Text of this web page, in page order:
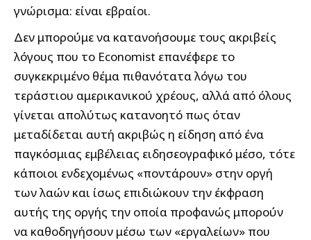
γνώρισμα: είναι εβραίοι.
Δεν μπορούμε να κατανοήσουμε τους ακριβείς
λόγους που το Economist επανέφερε το
συγκεκριμένο θέμα πιθανότατα λόγω του
τεράστιου αμερικανικού χρέους, αλλά από όλους
γίνεται απολύτως κατανοητό πως όταν
μεταδίδεται αυτή ακριβώς η είδηση από ένα
παγκόσμιας εμβέλειας ειδησεογραφικό μέσο, τότε
κάποιοι ενδεχομένως «ποντάρουν» στην οργή
των λαών και ίσως επιδιώκουν την έκφραση
αυτής της οργής την οποία προφανώς μπορούν
να καθοδηγήσουν μέσω των «εργαλείων» που